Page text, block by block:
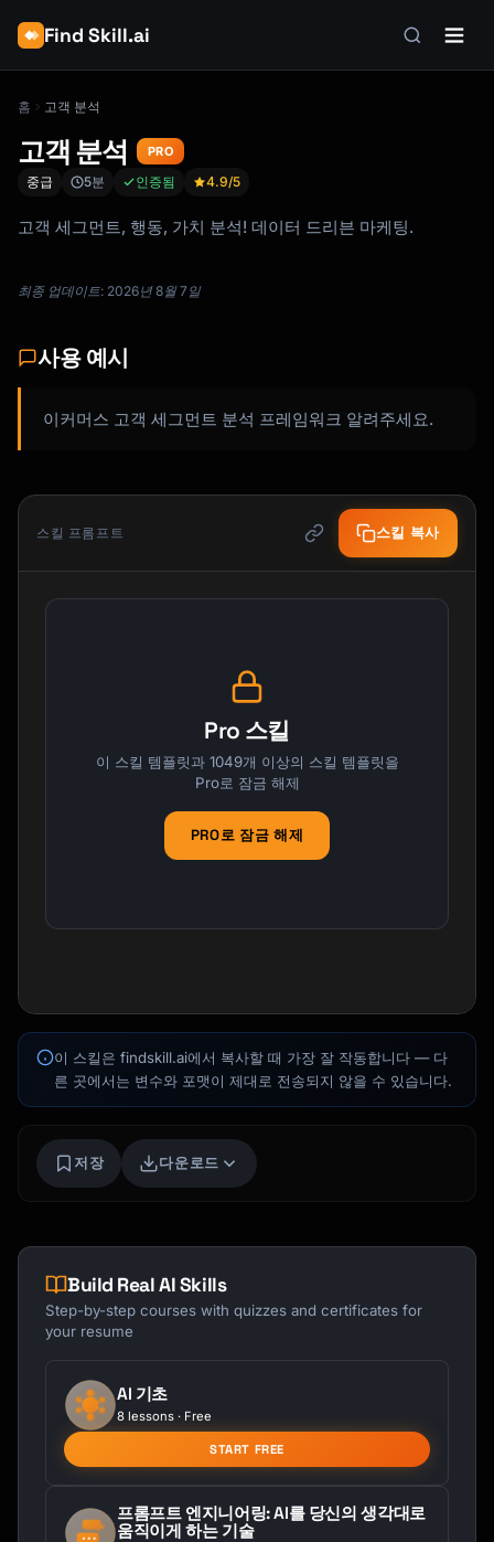
Find Skill.ai
홈 고객 분석
고객 분석 PRO
중급 5분 인증됨 4.9/5
고객 세그먼트, 행동, 가치 분석! 데이터 드리븐 마케팅.
최종 업데이트: 2026년 8월 7일
사용 예시
이커머스 고객 세그먼트 분석 프레임워크 알려주세요.
스킬 프롬프트 스킬 복사
Pro 스킬
이 스킬 템플릿과 1049개 이상의 스킬 템플릿을
Pro로 잠금 해제
PRO로 잠금 해제
이 스킬은 findskill.ai에서 복사할 때 가장 잘 작동합니다 — 다
른 곳에서는 변수와 포맷이 제대로 전송되지 않을 수 있습니다.
저장 다운로드
Build Real AI Skills
Step-by-step courses with quizzes and certificates for
your resume
AI 기초
8 lessons · Free
START FREE
프롬프트 엔지니어링: AI를 당신의 생각대로
움직이게 하는 기술
Kai